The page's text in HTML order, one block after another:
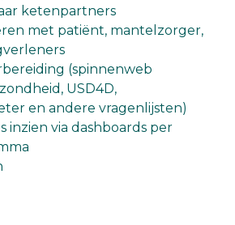
ketenpartners
met patiënt, mantelzorger,
(spinnenweb
USD4D,
en andere vragenlijsten)
inzien via dashboards per